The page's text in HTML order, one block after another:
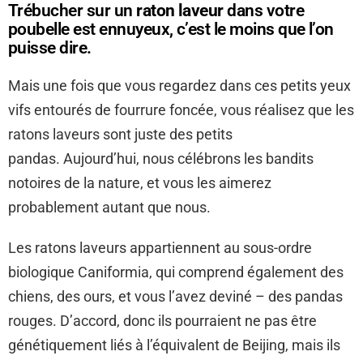
Trébucher sur un raton laveurdans votre
poubelle est ennuyeux, c’est le moins que l’on
puisse dire.
Mais une fois que vous regardez dans ces petits yeux
vifs entourés de fourrure foncée, vous réalisez que les
ratons laveurs sont juste des petits
pandas. Aujourd’hui, nous célébrons les bandits
notoires de la nature, et vous les aimerez
probablement autant que nous.
Les ratons laveurs appartiennent au sous-ordre
biologique Caniformia, qui comprend également des
chiens, des ours, et vous l’avez deviné – des pandas
rouges. D’accord, donc ils pourraient ne pas être
génétiquement liés à l’équivalent de Beijing, mais ils